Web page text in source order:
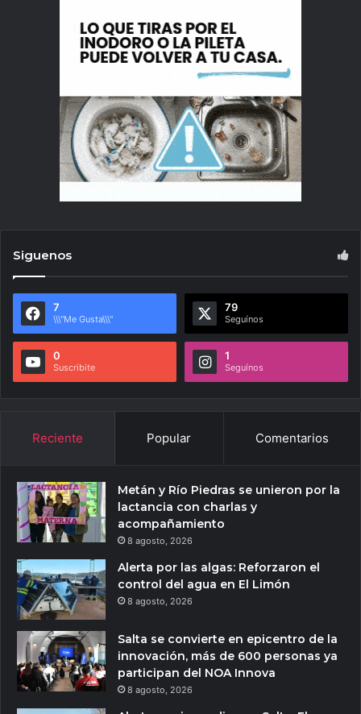
Siguenos
7
\\\"Me Gusta\\\"
79
Seguínos
0
Suscribite
1
Seguínos
Reciente Popular Comentarios
Metán y Río Piedras se unieron por la
lactancia con charlas y
acompañamiento
8 agosto, 2026
Alerta por las algas: Reforzaron el
control del agua en El Limón
8 agosto, 2026
Salta se convierte en epicentro de la
innovación, más de 600 personas ya
participan del NOA Innova
8 agosto, 2026